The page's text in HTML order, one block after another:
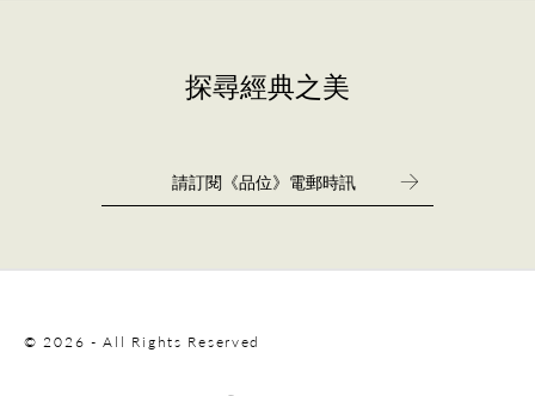
探尋經典之美
© 2026 - All Rights Reserved